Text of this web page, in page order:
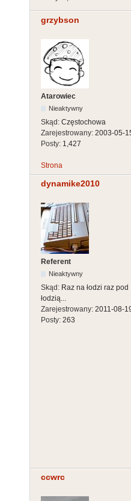
grzybson
Atarowiec
Nieaktywny
Skąd: Częstochowa
Zarejestrowany: 2003-05-
Posty: 1,427
Strona
dynamike2010
Referent
Nieaktywny
Skąd: Raz na łodzi raz pod
łodzią...
Zarejestrowany: 2011-08-
Posty: 263
ccwrc